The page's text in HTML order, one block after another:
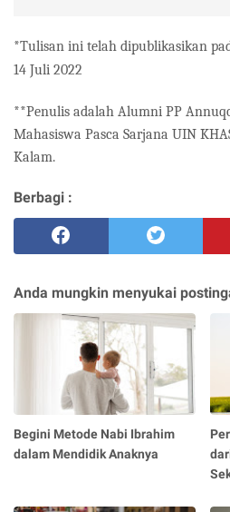
*Tulisan ini telah dipublikasikan
14 Juli 2022
**Penulis adalah Alumni PP
Mahasiswa Pasca Sarjana UIN
Kalam.
Berbagi :
Anda mungkin menyukai
Begini Metode Nabi Ibrahim
dalam Mendidik Anaknya